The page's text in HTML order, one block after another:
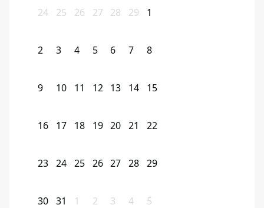
24 25 26 27 28 29 1
2 3 4 5 6 7 8
9 10 11 12 13 14 15
16 17 18 19 20 21 22
23 24 25 26 27 28 29
30 31 1 2 3 4 5